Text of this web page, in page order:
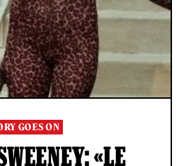
GOES ON
«LE